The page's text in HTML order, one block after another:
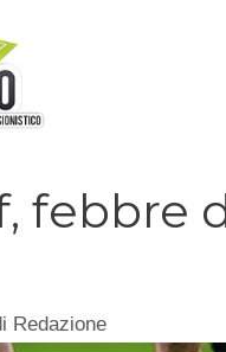
febbre
Redazione